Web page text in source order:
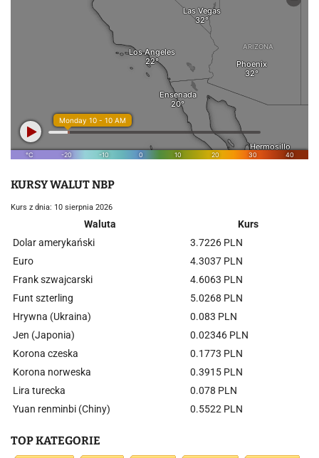
KURSY WALUT NBP
Kurs z dnia: 10 sierpnia 2026
Waluta
Kurs
Dolar amerykański
3.7226 PLN
Euro
4.3037 PLN
Frank szwajcarski
4.6063 PLN
Funt szterling
5.0268 PLN
Hrywna (Ukraina)
0.083 PLN
Jen (Japonia)
0.02346 PLN
Korona czeska
0.1773 PLN
Korona norweska
0.3915 PLN
Lira turecka
0.078 PLN
Yuan renminbi (Chiny)
0.5522 PLN
TOP KATEGORIE